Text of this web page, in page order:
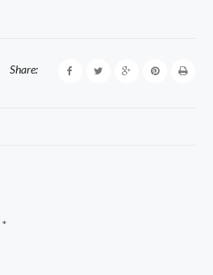
Share:
*